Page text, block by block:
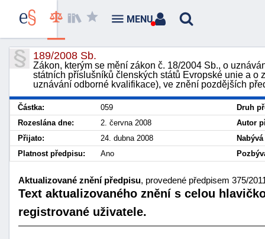
189/2008 Sb.
Zákon, kterým se mění zákon č. 18/2004 Sb., o
státních příslušníků členských států Evropské unie a o
uznávání odborné kvalifikace), ve znění pozdějších
Částka: 059
Druh
Rozeslána dne:
2. června 2008
Autor
Přijato:
24. dubna 2008
Platnost předpisu:
Ano
Aktualizované znění předpisu, provedené předpisem 375/
Text aktualizovaného znění s celou
registrované uživatele.
MENU